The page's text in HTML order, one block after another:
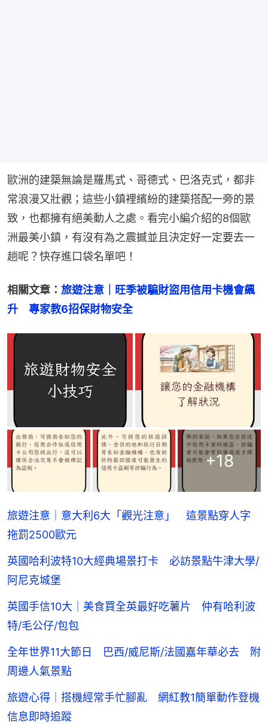
歐洲的建築無論是羅馬式、哥德式、巴洛克式，都非
常浪漫又壯觀；這些小鎮裡繽紛的建築搭配一旁的景
致，也都擁有絕美動人之處。看完小編介紹的8個歐
洲最美小鎮，有沒有為之震撼並且決定好一定要去一
趟呢？快存進口袋名單吧！
相關文章： 旅遊注意｜旺季被騙財盜用信用卡機會飆
升　專家教6招保財物安全
+18
旅遊注意｜意大利6大「觀光注意」 這景點穿人字
拖罰2500歐元
英國哈利波特10大經典場景打卡 必訪景點牛津大學/
阿尼克城堡
英國手信10大｜美食買全英最好吃薯片 仲有哈利波
特/毛公仔/包包
全年世界11大節日 巴西/威尼斯/法國嘉年華必去 附
周邊人氣景點
旅遊心得｜搭機經常手忙腳亂 網紅教1簡單動作登機
信息即時追蹤